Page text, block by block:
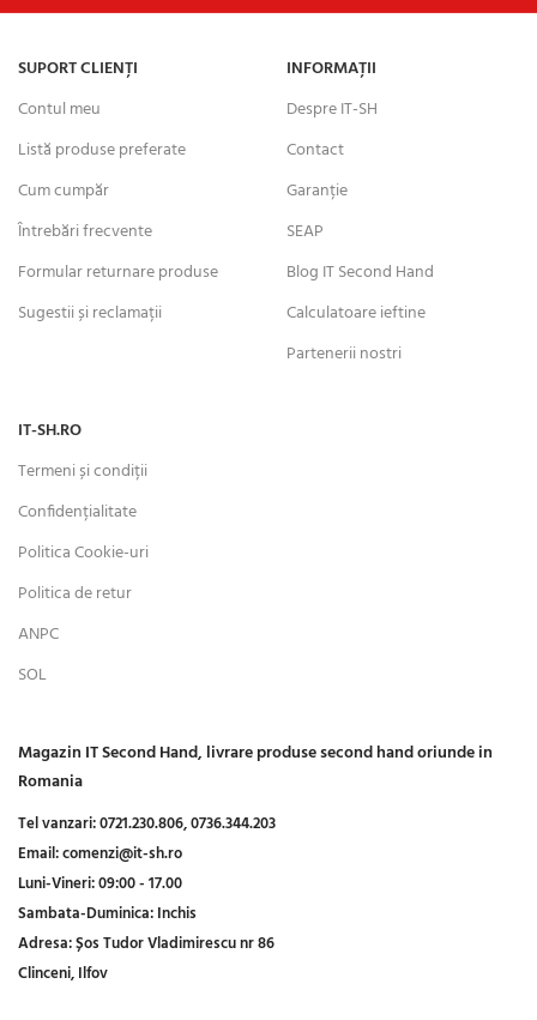
SUPORT CLIENȚI
Contul meu
Listă produse preferate
Cum cumpăr
Întrebări frecvente
Formular returnare produse
Sugestii și reclamații
INFORMAȚII
Despre IT-SH
Contact
Garanție
SEAP
Blog IT Second Hand
Calculatoare ieftine
Partenerii nostri
IT-SH.RO
Termeni și condiții
Confidențialitate
Politica Cookie-uri
Politica de retur
ANPC
SOL
Magazin IT Second Hand, livrare produse second hand oriunde in
Romania
Tel vanzari:0721.230.806,0736.344.203
Email:comenzi@it-sh.ro
Luni-Vineri:09:00 - 17.00
Sambata-Duminica:Inchis
Adresa:Șos Tudor Vladimirescu nr 86
Clinceni, Ilfov